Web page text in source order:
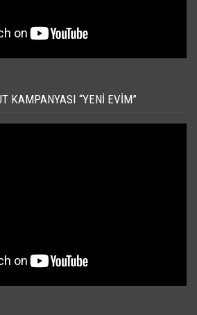
KAMPANYASI “YENI EVIM”